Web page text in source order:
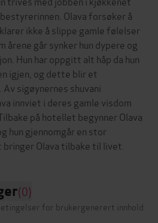
Olava forsøker å
ikke å slippe gamle følelser
årene går synker hun dypere og
Hun har oppgitt alt håp da hun
igjen, og dette blir et
sigøynernes shuvani
innviet i deres gamle visdom
på hotellet begynner Olava
hun gjennomgår en stor
(0)
for brukergenerert innhold